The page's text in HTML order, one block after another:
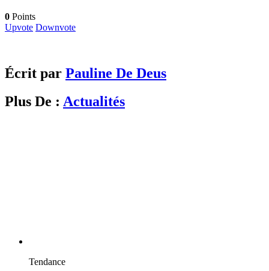
0 Points
Upvote Downvote
Écrit par Pauline De Deus
Plus De : Actualités
Tendance